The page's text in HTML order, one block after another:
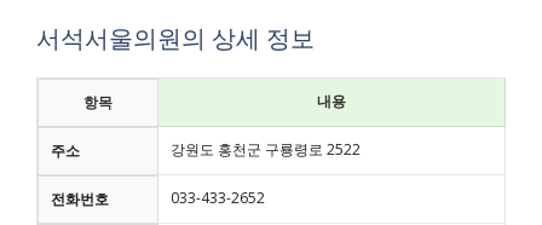
서석서울의원의 상세 정보
항목 내용
주소 강원도 홍천군 구룡령로 2522
전화번호 033-433-2652